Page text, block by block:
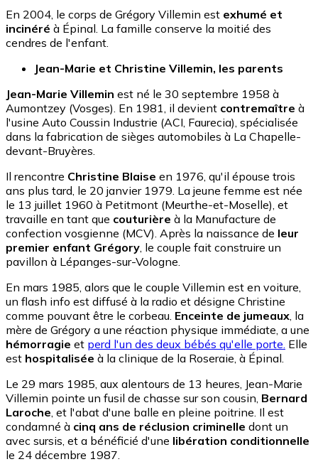
En 2004, le corps de Grégory Villemin est exhumé et
incinéré à Épinal. La famille conserve la moitié des
cendres de l'enfant.
Jean-Marie et Christine Villemin, les parents
Jean-Marie Villemin est né le 30 septembre 1958 à
Aumontzey (Vosges). En 1981, il devient contremaître à
l'usine Auto Coussin Industrie (ACI, Faurecia), spécialisée
dans la fabrication de sièges automobiles à La Chapelle-
devant-Bruyères.
Il rencontre Christine Blaise en 1976, qu'il épouse trois
ans plus tard, le 20 janvier 1979. La jeune femme est née
le 13 juillet 1960 à Petitmont (Meurthe-et-Moselle), et
travaille en tant que couturière à la Manufacture de
confection vosgienne (MCV). Après la naissance de leur
premier enfant Grégory, le couple fait construire un
pavillon à Lépanges-sur-Vologne.
En mars 1985, alors que le couple Villemin est en voiture,
un flash info est diffusé à la radio et désigne Christine
comme pouvant être le corbeau. Enceinte de jumeaux, la
mère de Grégory a une réaction physique immédiate, a une
hémorragie et perd l'un des deux bébés qu'elle porte. Elle
est hospitalisée à la clinique de la Roseraie, à Épinal.
Le 29 mars 1985, aux alentours de 13 heures, Jean-Marie
Villemin pointe un fusil de chasse sur son cousin, Bernard
Laroche, et l'abat d'une balle en pleine poitrine. Il est
condamné à cinq ans de réclusion criminelle dont un
avec sursis, et a bénéficié d'une libération conditionnelle
le 24 décembre 1987.